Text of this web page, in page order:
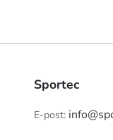
Sportec
E-post: